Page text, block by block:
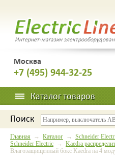
Интернет-магазин
Москва
+7 (495) 944-32-25
Каталог товаров
Поиск
Главная → Каталог → Schneider
Schneider Electric → Kaedra
Влагозащищенный бокс Kaedra на 4